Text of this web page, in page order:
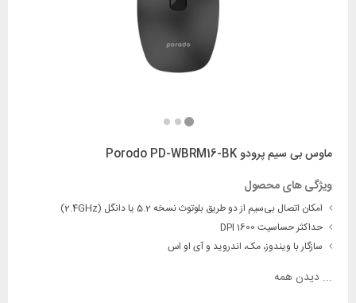
ماوس بی سیم پرودو Porodo PD-WBRM16-BK
ویژگی های محصول
امکان اتصال بی‌سیم از دو طریق بلوتوث نسخه 5.2 یا دانگل (2.4GHz)
حداکثر حساسیت 1600 DPI
سازگار با ویندوز، مک، اندروید و آی او اس
... دیدن همه